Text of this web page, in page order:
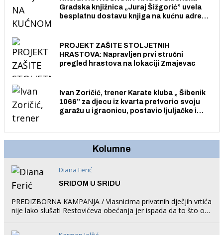
Gradska knjižnica „Juraj Šižgorić” uvela
besplatnu dostavu knjiga na kućnu adresu
PROJEKT ZAŠITE STOLJETNIH
HRASTOVA: Napravljen prvi stručni
pregled hrastova na lokaciji Zmajevac
Ivan Zoričić, trener Karate kluba „ Šibenik
1066” za djecu iz kvarta pretvorio svoju
garažu u igraonicu, postavio ljuljačke i
Kolumne
Diana Ferić
SRIDOM U SRIDU
PREDIZBORNA KAMPANJA / Vlasnicima privatnih dječjih vrtića
nije lako slušati Restovićeva obećanja jer ispada da to što oni